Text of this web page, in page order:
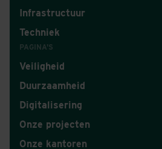
Infrastructuur
Techniek
PAGINA'S
Veiligheid
Duurzaamheid
Digitalisering
Onze projecten
Onze kantoren